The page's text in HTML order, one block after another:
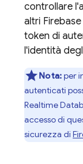
controllare
altri Firebase
token di
l'identità
Nota:per
autenticati
Realtime
accesso di
sicurezza di